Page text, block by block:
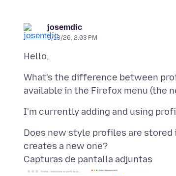
josemdic
6/13/26, 2:03 PM
What's the difference between
Does new style profiles are
Capturas de pantalla adjuntas